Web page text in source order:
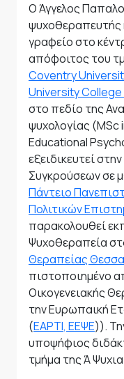
Ο Άγγελος
ψυχοθεραπευτής
γραφείο στο
απόφοιτος του
Coventry
UniversityCollege
στο πεδίο της
ψυχολογίας (MSc
Educational
εξειδικευτεί
Συγκρούσεων σε
Πάντειο
Πολιτικών
παρακολουθεί
Ψυχοθεραπεία
Θεραπείας
πιστοποιημένο
Οικογενειακής
την Ευρωπαική
(EAPTI, ΕΕΨΕ)).
υποψήφιος
τμήμα της Ά